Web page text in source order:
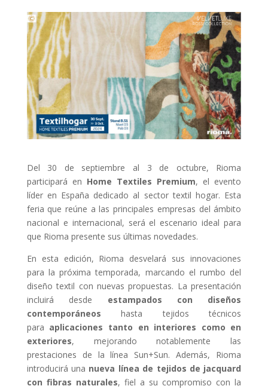
Del 30 de septiembre al 3 de octubre, Rioma
participará en Home Textiles Premium, el evento
líder en España dedicado al sector textil hogar. Esta
feria que reúne a las principales empresas del ámbito
nacional e internacional, será el escenario ideal para
que Rioma presente sus últimas novedades.
En esta edición, Rioma desvelará sus innovaciones
para la próxima temporada, marcando el rumbo del
diseño textil con nuevas propuestas. La presentación
incluirá desde estampados con diseños
contemporáneos hasta tejidos técnicos
para aplicaciones tanto en interiores como en
exteriores, mejorando notablemente las
prestaciones de la línea Sun+Sun. Además, Rioma
introducirá una nueva línea de tejidos de jacquard
con fibras naturales, fiel a su compromiso con la